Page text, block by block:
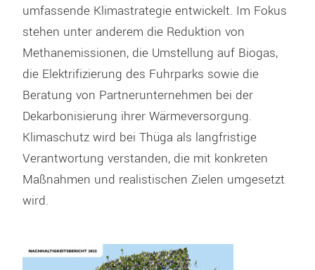
umfassende Klimastrategie entwickelt. Im Fokus
stehen unter anderem die Reduktion von
Methanemissionen, die Umstellung auf Biogas,
die Elektrifizierung des Fuhrparks sowie die
Beratung von Partnerunternehmen bei der
Dekarbonisierung ihrer Wärmeversorgung.
Klimaschutz wird bei Thüga als langfristige
Verantwortung verstanden, die mit konkreten
Maßnahmen und realistischen Zielen umgesetzt
wird.